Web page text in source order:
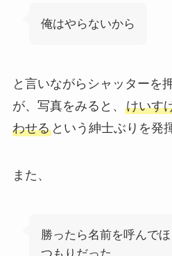
俺はやらないから
と言いながらシャッターを
が、写真をみると、 けいす
わせるという紳士ぶりを発
また、
勝ったら名前を呼んで
つもりだった